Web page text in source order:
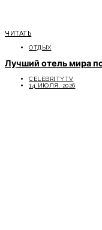
ЧИТАТЬ
ОТДЫХ
Лучший отель мира
CELEBRITYTV
14 ИЮЛЯ, 2026